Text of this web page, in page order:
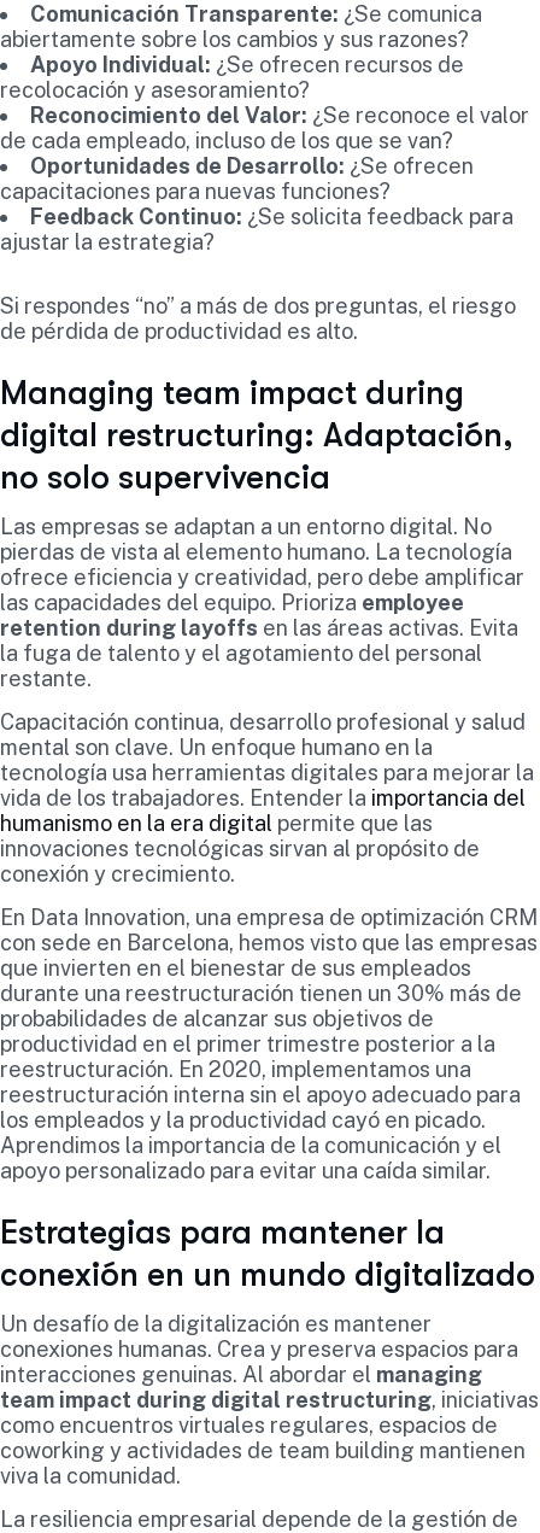
Comunicación Transparente: ¿Se comunica
abiertamente sobre los cambios y sus razones?
Apoyo Individual: ¿Se ofrecen recursos de
recolocación y asesoramiento?
Reconocimiento del Valor: ¿Se reconoce el valor
de cada empleado, incluso de los que se van?
Oportunidades de Desarrollo: ¿Se ofrecen
capacitaciones para nuevas funciones?
Feedback Continuo: ¿Se solicita feedback para
ajustar la estrategia?
Si respondes “no” a más de dos preguntas, el riesgo
de pérdida de productividad es alto.
Managing team impact during
digital restructuring: Adaptación,
no solo supervivencia
Las empresas se adaptan a un entorno digital. No
pierdas de vista al elemento humano. La tecnología
ofrece eficiencia y creatividad, pero debe amplificar
las capacidades del equipo. Prioriza employee
retention during layoffs en las áreas activas. Evita
la fuga de talento y el agotamiento del personal
restante.
Capacitación continua, desarrollo profesional y salud
mental son clave. Un enfoque humano en la
tecnología usa herramientas digitales para mejorar la
vida de los trabajadores. Entender la importancia del
humanismo en la era digital permite que las
innovaciones tecnológicas sirvan al propósito de
conexión y crecimiento.
En Data Innovation, una empresa de optimización CRM
con sede en Barcelona, hemos visto que las empresas
que invierten en el bienestar de sus empleados
durante una reestructuración tienen un 30% más de
probabilidades de alcanzar sus objetivos de
productividad en el primer trimestre posterior a la
reestructuración. En 2020, implementamos una
reestructuración interna sin el apoyo adecuado para
los empleados y la productividad cayó en picado.
Aprendimos la importancia de la comunicación y el
apoyo personalizado para evitar una caída similar.
Estrategias para mantener la
conexión en un mundo digitalizado
Un desafío de la digitalización es mantener
conexiones humanas. Crea y preserva espacios para
interacciones genuinas. Al abordar el managing
team impact during digital restructuring, iniciativas
como encuentros virtuales regulares, espacios de
coworking y actividades de team building mantienen
viva la comunidad.
La resiliencia empresarial depende de la gestión de